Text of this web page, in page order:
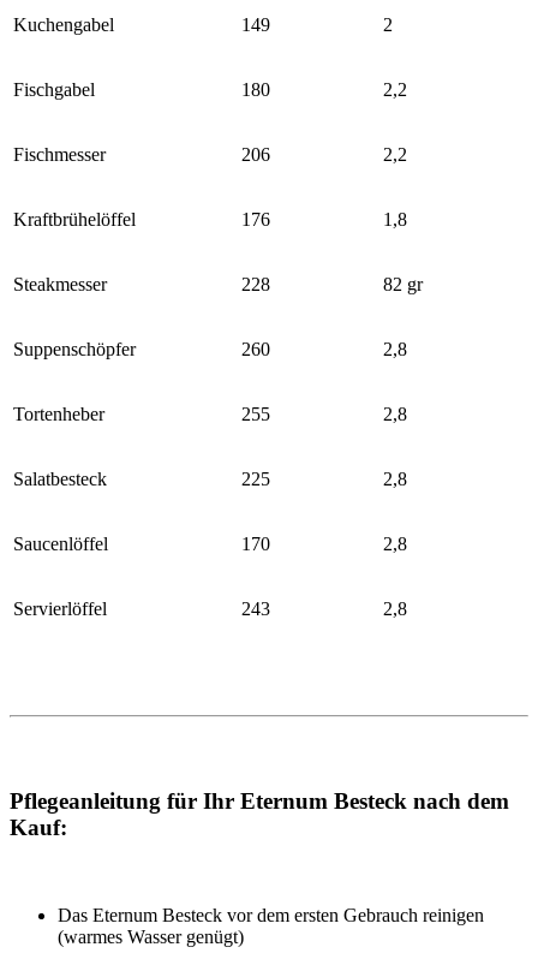
Kuchengabel 149 2
Fischgabel 180 2,2
Fischmesser 206 2,2
Kraftbrühelöffel 176 1,8
Steakmesser 228 82 gr
Suppenschöpfer 260 2,8
Tortenheber 255 2,8
Salatbesteck 225 2,8
Saucenlöffel 170 2,8
Servierlöffel 243 2,8
Pflegeanleitung für Ihr Eternum Besteck nach dem
Kauf:
Das Eternum Besteck vor dem ersten Gebrauch reinigen
(warmes Wasser genügt)